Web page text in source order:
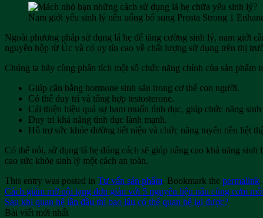
Nam giới yếu sinh lý nên uống bổ sung Prosta Strong 1
Ngoài phương pháp sử dụng lá hẹ để tăng cường sinh lý, nam giới
nguyên hộp từ Úc và có uy tín cao về chất lượng sử dụng trên thị
Chúng ta hãy cùng phân tích một số chức năng chính của sản phẩm
Giúp cân bằng hormone sinh sản trong cơ thể con người.
Có thể duy trì và tổng hợp testosterone.
Cải thiện hiệu quả sự ham muốn tình dục, giúp chức năng
Duy trì khả năng tình dục lành mạnh.
Hỗ trợ sức khỏe đường tiết niệu và chức năng tuyến tiền liệt
Có thể nói, sử dụng lá hẹ đúng cách sẽ giúp nâng cao khả năng
cao sức khỏe sinh lý một cách an toàn.
This entry was posted in Tư vấn sản phẩm. Bookmark the permalink.
Cách giảm mỡ nội tạng đơn giản với 5 nguyên liệu nấu cùng cơm
Sau khi quan hệ lần đầu thì bao lâu có thể quan hệ lại được?
Bài viết mới nhất